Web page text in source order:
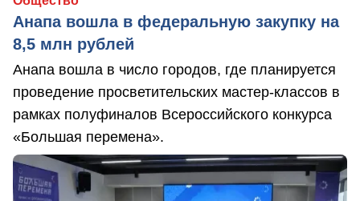
Анапа вошла в федеральную закупку на
8,5 млн рублей
Анапа вошла в число городов, где планируется
проведение просветительских мастер-классов в
рамках полуфиналов Всероссийского конкурса
«Большая перемена».